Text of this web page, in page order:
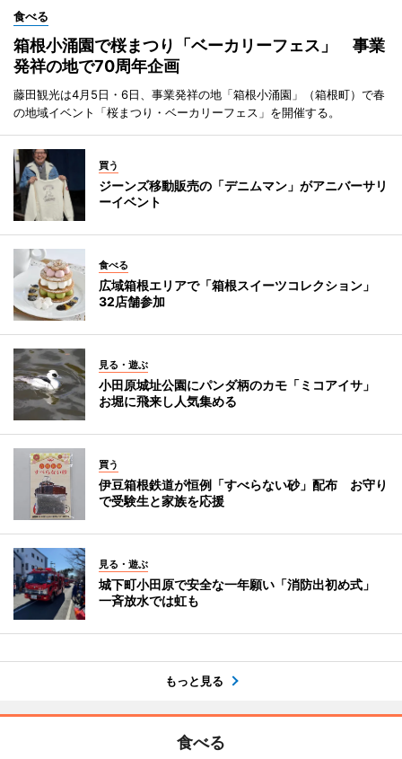
食べる
箱根小涌園で桜まつり「ベーカリーフェス」 事業
発祥の地で70周年企画
藤田観光は4月5日・6日、事業発祥の地「箱根小涌園」（箱根町）で春
の地域イベント「桜まつり・ベーカリーフェス」を開催する。
買う
ジーンズ移動販売の「デニムマン」がアニバーサリ
ーイベント
食べる
広域箱根エリアで「箱根スイーツコレクション」
32店舗参加
見る・遊ぶ
小田原城址公園にパンダ柄のカモ「ミコアイサ」
お堀に飛来し人気集める
買う
伊豆箱根鉄道が恒例「すべらない砂」配布 お守り
で受験生と家族を応援
見る・遊ぶ
城下町小田原で安全な一年願い「消防出初め式」
一斉放水では虹も
もっと見る
食べる